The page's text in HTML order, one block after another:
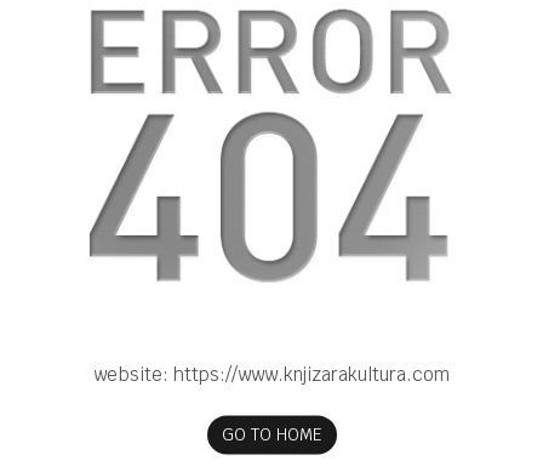
website: https://www.knjizarakultura.com
GO TO HOME